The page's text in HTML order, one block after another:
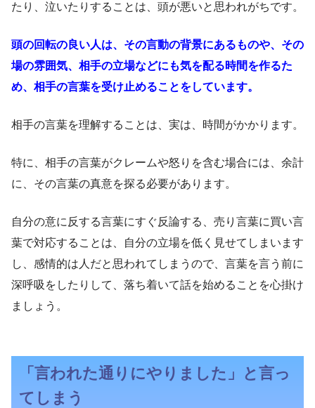
たり、泣いたりすることは、頭が悪いと思われがちです。
頭の回転の良い人は、その言動の背景にあるものや、その
場の雰囲気、相手の立場などにも気を配る時間を作るた
め、相手の言葉を受け止めることをしています。
相手の言葉を理解することは、実は、時間がかかります。
特に、相手の言葉がクレームや怒りを含む場合には、余計
に、その言葉の真意を探る必要があります。
自分の意に反する言葉にすぐ反論する、売り言葉に買い言
葉で対応することは、自分の立場を低く見せてしまいます
し、感情的は人だと思われてしまうので、言葉を言う前に
深呼吸をしたりして、落ち着いて話を始めることを心掛け
ましょう。
「言われた通りにやりました」と言っ
てしまう